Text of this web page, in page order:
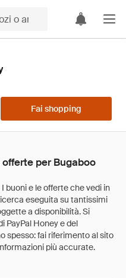
Fai shopping
per Bugaboo